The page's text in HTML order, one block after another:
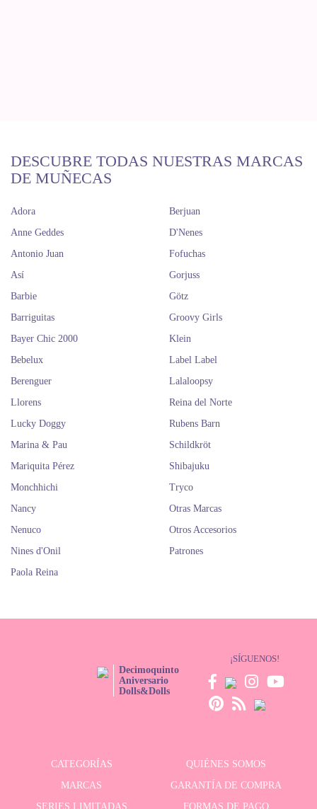
DESCUBRE TODAS NUESTRAS MARCAS
DE MUÑECAS
Adora
Anne Geddes
Antonio Juan
Así
Barbie
Barriguitas
Bayer Chic 2000
Bebelux
Berenguer
Berjuan
D'Nenes
Fofuchas
Gorjuss
Götz
Groovy Girls
Klein
Label Label
Lalaloopsy
Llorens
Lucky Doggy
Marina & Pau
Mariquita Pérez
Monchhichi
Nancy
Nenuco
Nines d'Onil
Paola Reina
Reina del Norte
Rubens Barn
Schildkröt
Shibajuku
Tryco
Otras Marcas
Otros Accesorios
Patrones
Decimoquinto
Aniversario
Dolls&Dolls
¡SÍGUENOS!
CATEGORÍAS
QUIÉNES SOMOS
MARCAS
GARANTÍA DE COMPRA
SERIES LIMITADAS
FORMAS DE PAGO